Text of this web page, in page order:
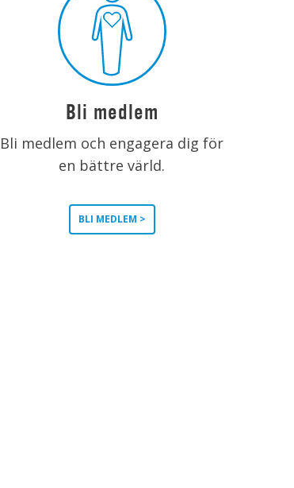
Bli medlem
Bli medlem och engagera dig för
en bättre värld.
BLI MEDLEM >